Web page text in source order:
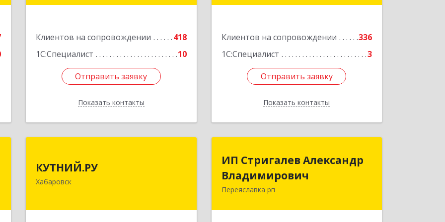
Клиентов на сопровождении
418
1С:Специалист
10
Отправить заявку
Показать контакты
Отправить заявку
Назад
Клиентов на сопровождении
336
1С:Специалист
3
Отправить заявку
Показать контакты
Отправить заявку
Назад
КУТНИЙ.РУ
Хабаровск
г, Шевчука ул, дом № 42, оф.505
Подробнее
ИП Стригалев Александр
Владимирович
Переяславка рп
Владимирович
682910, Хабаровский край, Имени